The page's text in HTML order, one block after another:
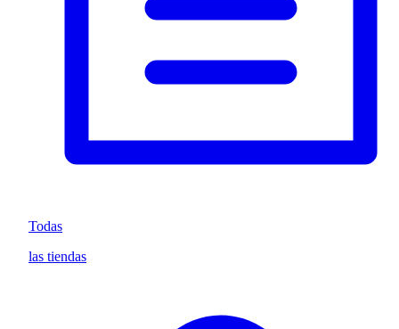
Todas
las tiendas